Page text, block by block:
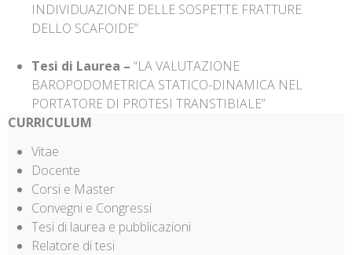
INDIVIDUAZIONE DELLE SOSPETTE FRATTURE
DELLO SCAFOIDE”
Tesi di Laurea – “LA VALUTAZIONE
BAROPODOMETRICA STATICO-DINAMICA NEL
PORTATORE DI PROTESI TRANSTIBIALE”
CURRICULUM
Vitae
Docente
Corsi e Master
Convegni e Congressi
Tesi di laurea e pubblicazioni
Relatore di tesi